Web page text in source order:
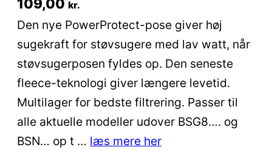
som4.1
ud af 5
baseret
på
ømmelse
r
109,00 kr.
Den nye PowerProtect-pose giver høj
sugekraft for støvsugere med lav watt, når
støvsugerposen fyldes op. Den seneste
fleece-teknologi giver længere levetid.
Multilager for bedste filtrering. Passer til
alle aktuelle modeller udover BSG8…. og
BSN… op t … læs mere her